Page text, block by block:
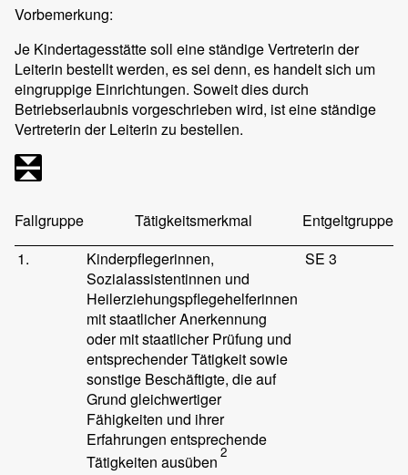
Vorbemerkung:
Je Kindertagesstätte soll eine ständige Vertreterin der
Leiterin bestellt werden, es sei denn, es handelt sich um
eingruppige Einrichtungen. Soweit dies durch
Betriebserlaubnis vorgeschrieben wird, ist eine ständige
Vertreterin der Leiterin zu bestellen.
Fallgruppe Tätigkeitsmerkmal
Entgeltgruppe
1.
Kinderpflegerinnen,
Sozialassistentinnen und
Heilerziehungspflegehelferinnen
mit staatlicher Anerkennung
oder mit staatlicher Prüfung und
entsprechender Tätigkeit sowie
sonstige Beschäftigte, die auf
Grund gleichwertiger
Fähigkeiten und ihrer
Erfahrungen entsprechende
Tätigkeiten ausüben 2
SE 3